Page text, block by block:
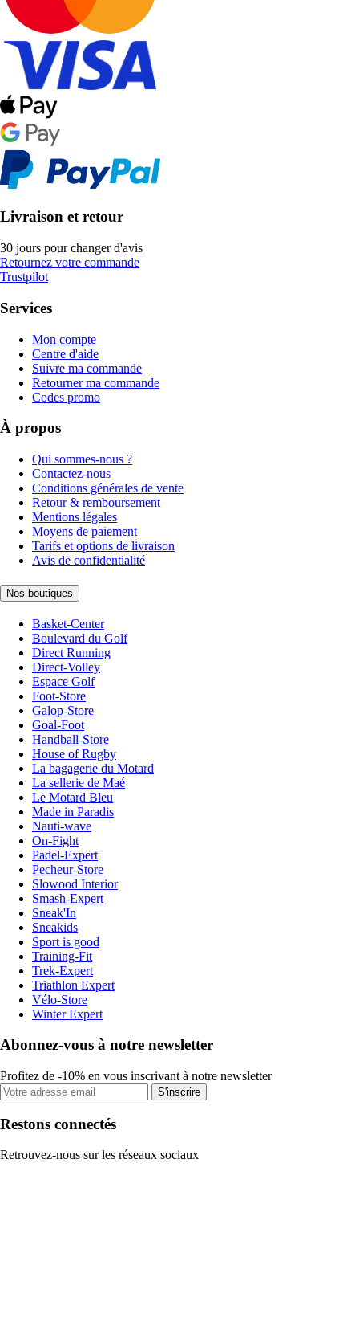
Livraison et retour
30 jours pour changer d'avis
Retournez votre commande
Trustpilot
Services
Mon compte
Centre d'aide
Suivre ma commande
Retourner ma commande
Codes promo
À propos
Qui sommes-nous ?
Contactez-nous
Conditions générales de vente
Retour & remboursement
Mentions légales
Moyens de paiement
Tarifs et options de livraison
Avis de confidentialité
Nos boutiques
Basket-Center
Boulevard du Golf
Direct Running
Direct-Volley
Espace Golf
Foot-Store
Galop-Store
Goal-Foot
Handball-Store
House of Rugby
La bagagerie du Motard
La sellerie de Maé
Le Motard Bleu
Made in Paradis
Nauti-wave
On-Fight
Padel-Expert
Pecheur-Store
Slowood Interior
Smash-Expert
Sneak'In
Sneakids
Sport is good
Training-Fit
Trek-Expert
Triathlon Expert
Vélo-Store
Winter Expert
Abonnez-vous à notre newsletter
Profitez de -10% en vous inscrivant à notre newsletter
S'inscrire
Restons connectés
Retrouvez-nous sur les réseaux sociaux